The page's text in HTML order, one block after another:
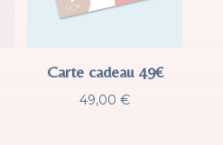
Carte cadeau 49€
49,00€